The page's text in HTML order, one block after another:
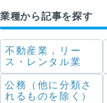
業種から記事を探す
不動産業，リー
ス・レンタル業
公務（他に分類さ
れるものを除く）